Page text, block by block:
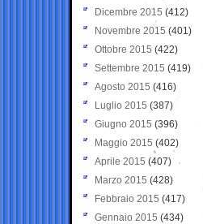
Dicembre 2015 (412)
Novembre 2015 (401)
Ottobre 2015 (422)
Settembre 2015 (419)
Agosto 2015 (416)
Luglio 2015 (387)
Giugno 2015 (396)
Maggio 2015 (402)
Aprile 2015 (407)
Marzo 2015 (428)
Febbraio 2015 (417)
Gennaio 2015 (434)